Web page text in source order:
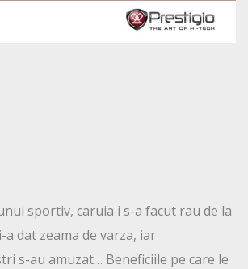
sportiv, caruia i s-a facut rau de la
a dat zeama de varza, iar
s-au amuzat… Beneficiile pe care le